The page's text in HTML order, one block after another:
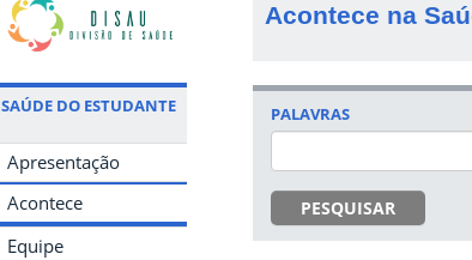
SAÚDE DO ESTUDANTE
Apresentação
Acontece
Equipe
Acontece na
PALAVRAS
PESQUISAR